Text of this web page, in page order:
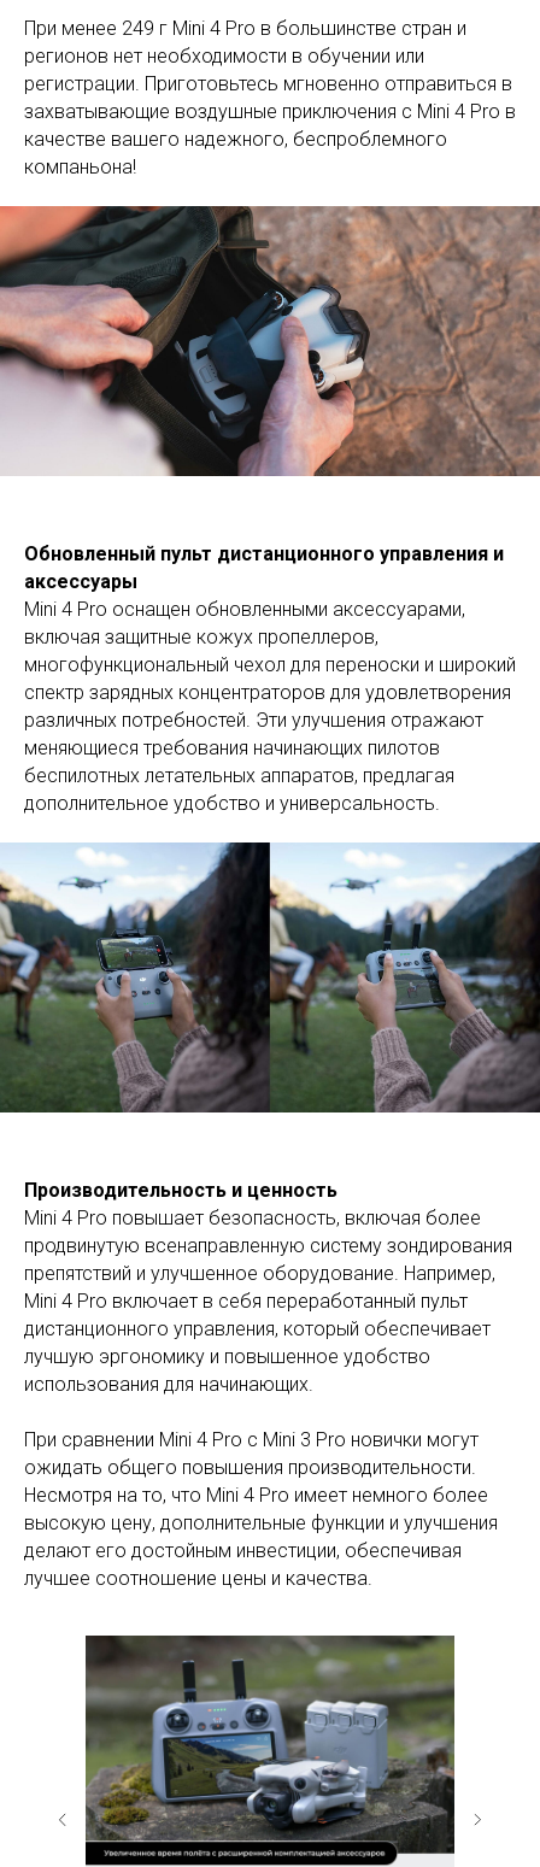
При менее 249 г Mini 4 Pro в большинстве стран и
регионов нет необходимости в обучении или
регистрации. Приготовьтесь мгновенно отправиться в
захватывающие воздушные приключения с Mini 4 Pro в
качестве вашего надежного, беспроблемного
компаньона!
Обновленный пульт дистанционного управления и
аксессуары
Mini 4 Pro оснащен обновленными аксессуарами,
включая защитные кожух пропеллеров,
многофункциональный чехол для переноски и широкий
спектр зарядных концентраторов для удовлетворения
различных потребностей. Эти улучшения отражают
меняющиеся требования начинающих пилотов
беспилотных летательных аппаратов, предлагая
дополнительное удобство и универсальность.
Производительность и ценность
Mini 4 Pro повышает безопасность, включая более
продвинутую всенаправленную систему зондирования
препятствий и улучшенное оборудование. Например,
Mini 4 Pro включает в себя переработанный пульт
дистанционного управления, который обеспечивает
лучшую эргономику и повышенное удобство
использования для начинающих.
При сравнении Mini 4 Pro с Mini 3 Pro новички могут
ожидать общего повышения производительности.
Несмотря на то, что Mini 4 Pro имеет немного более
высокую цену, дополнительные функции и улучшения
делают его достойным инвестиции, обеспечивая
лучшее соотношение цены и качества.
Топ продаж